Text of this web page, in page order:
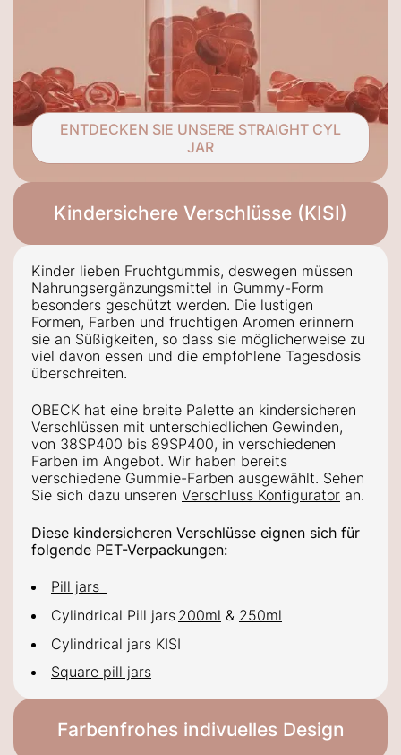
ENTDECKEN SIE UNSERE STRAIGHT CYL
JAR
Kindersichere Verschlüsse (KISI)
Kinder lieben Fruchtgummis, deswegen müssen
Nahrungsergänzungsmittel in Gummy-Form
besonders geschützt werden. Die lustigen
Formen, Farben und fruchtigen Aromen erinnern
sie an Süßigkeiten, so dass sie möglicherweise zu
viel davon essen und die empfohlene Tagesdosis
überschreiten.
OBECK hat eine breite Palette an kindersicheren
Verschlüssen mit unterschiedlichen Gewinden,
von 38SP400 bis 89SP400, in verschiedenen
Farben im Angebot. Wir haben bereits
verschiedene Gummie-Farben ausgewählt. Sehen
Sie sich dazu unseren Verschluss Konfigurator an.
Diese kindersicheren Verschlüsse eignen sich für
folgende PET-Verpackungen:
Pill jars
Cylindrical Pill jars 200ml & 250ml
Cylindrical jars KISI
Square pill jars
Farbenfrohes indivuelles Design